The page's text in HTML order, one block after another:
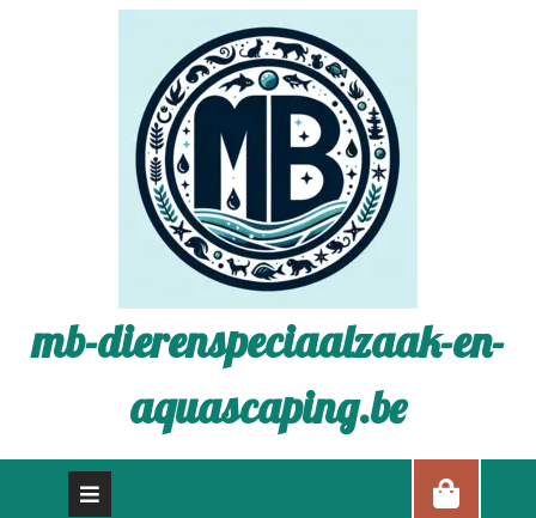
mb-dierenspeciaalzaak-en-
aquascaping.be